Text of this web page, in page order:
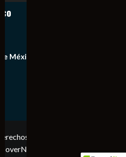
México
reservados. Notiexpress
CoverNews